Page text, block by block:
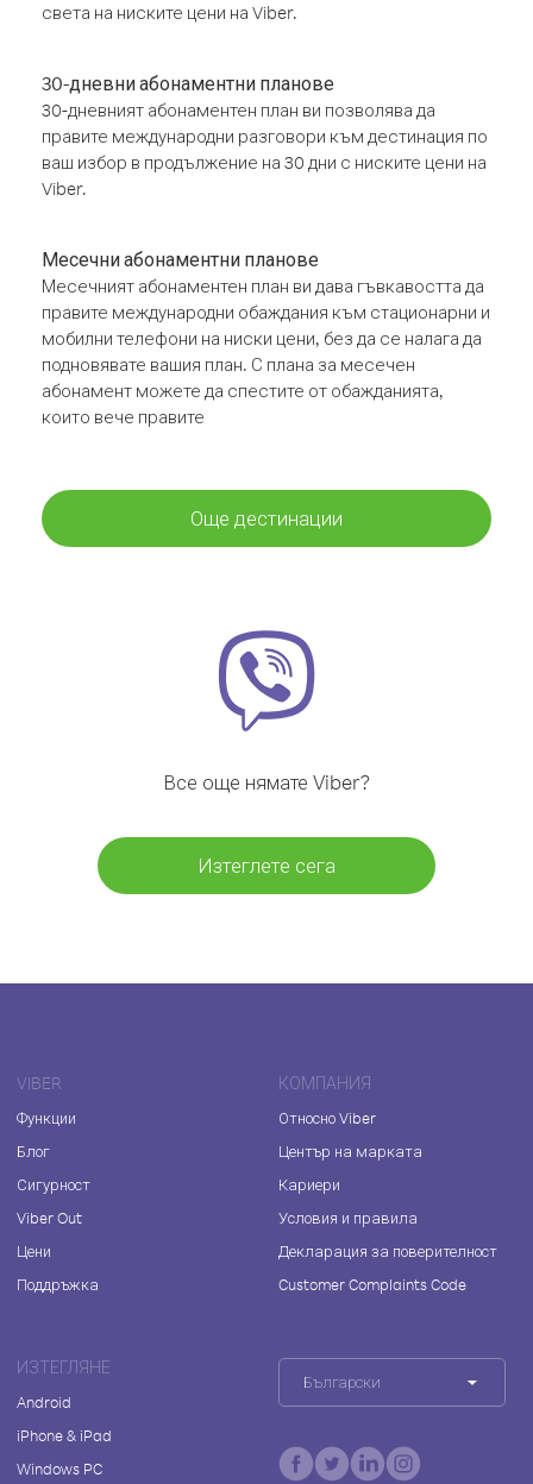
света на ниските цени на Viber.
30-дневни абонаментни планове
30-дневният абонаментен план ви позволява да
правите международни разговори към дестинация по
ваш избор в продължение на 30 дни с ниските цени на
Viber.
Месечни абонаментни планове
Месечният абонаментен план ви дава гъвкавостта да
правите международни обаждания към стационарни и
мобилни телефони на ниски цени, без да се налага да
подновявате вашия план. С плана за месечен
абонамент можете да спестите от обажданията,
които вече правите
Още дестинации
Все още нямате Viber?
Изтеглете сега
VIBER
Функции
Блог
Сигурност
Viber Out
Цени
Поддръжка
КОМПАНИЯ
Относно Viber
Център на марката
Кариери
Условия и правила
Декларация за поверителност
Customer Complaints Code
ИЗТЕГЛЯНЕ
Android
iPhone & iPad
Windows PC
Български